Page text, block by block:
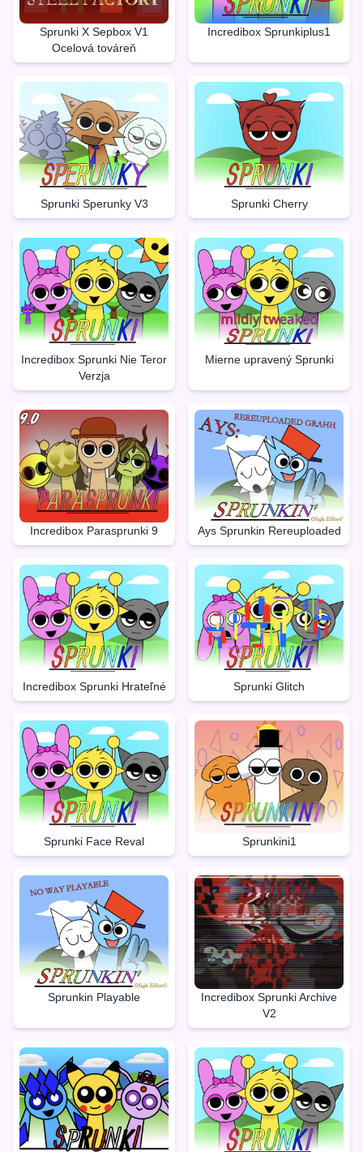
Sprunki X Sepbox V1
Ocelová továreň
Incredibox Sprunkiplus1
Sprunki Sperunky V3 Sprunki Cherry
Incredibox Sprunki Nie Teror
Verzja
Mierne upravený Sprunki
Incredibox Parasprunki 9 Ays Sprunkin Rereuploaded
Incredibox Sprunki Hrateľné Sprunki Glitch
Sprunki Face Reval Sprunkini1
Sprunkin Playable
Incredibox Sprunki Archive
V2